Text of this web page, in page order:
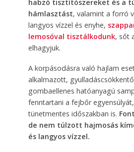
habzó tisztítószereket és a
hámlasztást, valamint a forró
langyos vízzel és enyhe,
lemosóval tisztálkodunk, sőt
elhagyjuk.
A korpásodásra való hajlam
alkalmazott,
gombaellenes hatóanyagú
fenntartani a fejbőr
tünetmentes időszakban is.
de nem túlzott hajmosás
és langyos vízzel.